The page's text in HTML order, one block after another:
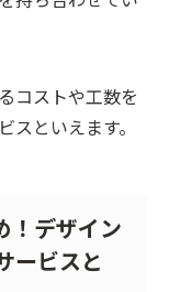
コストや工数を
といえます。
！デザイン
ービスと